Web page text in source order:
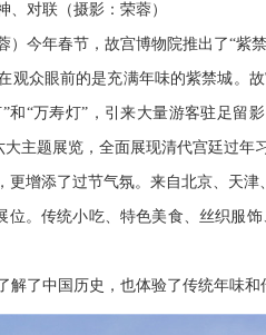
、对联（摄影：荣蓉）
）今年春节，故宫博物院推出了“紫
观众眼前的是充满年味的紫禁城。
和“万寿灯”，引来大量游客驻足
大主题展览，全面展现清代宫廷过年
更增添了过节气氛。来自北京、天
位。传统小吃、特色美食、丝织服
解了中国历史，也体验了传统年味和